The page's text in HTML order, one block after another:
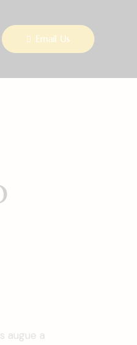
Email Us
augue a